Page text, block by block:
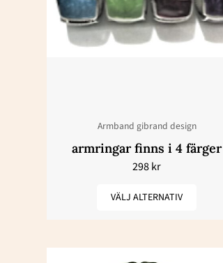
Armband gibrand design
armringar finns i 4 färger
298kr
VÄLJ ALTERNATIV
varianter.
De
väljas
produktsidan